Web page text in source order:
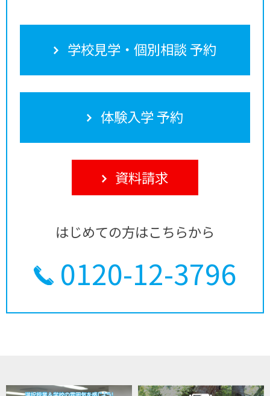
学校見学・個別相談 予約
体験入学 予約
資料請求
はじめての方はこちらから
0120-12-3796